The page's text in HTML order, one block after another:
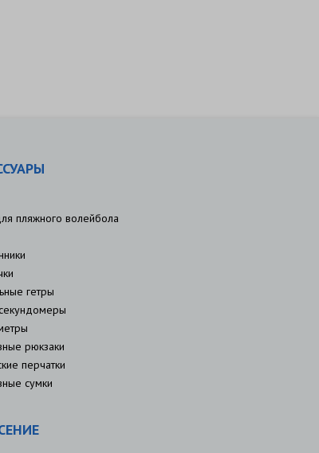
пляжного волейбола
гетры
рюкзаки
перчатки
сумки